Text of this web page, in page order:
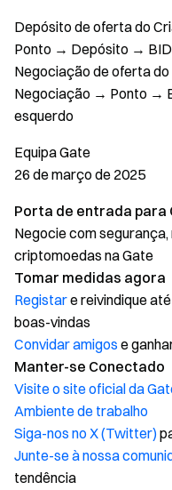
Depósito de oferta do
Ponto → Depósito → BID
Negociação de oferta
Negociação → Ponto →
esquerdo
Equipa Gate
26 de março de 2025
Porta de entrada para
Negocie com
criptomoedas na Gate
Tomar medidas agora
Registare reivindique
boas-vindas
Convidar amigos e
Manter-se Conectado
Visite o site oficial da
Ambiente de trabalho
Siga-nos no X (Twitter)
Junte-se à nossa
tendência